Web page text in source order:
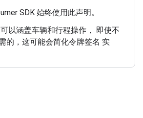
SDK 始终使用此声明。
以涵盖车辆和行程操作， 即使不
的，这可能会简化令牌签名 实